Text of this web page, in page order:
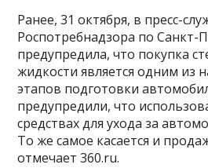
Ранее, 31 октября, в пресс-
Роспотребнадзора по Санкт-
предупредила, что покупка
жидкости является одним из
этапов подготовки
предупредили, что
средствах для ухода за
То же самое касается и
отмечает 360.ru.